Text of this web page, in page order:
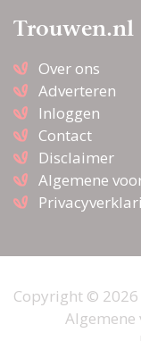
Trouwen.nl
Over ons
Adverteren
Inloggen
Contact
Disclaimer
Algemene
Copyright © 2026